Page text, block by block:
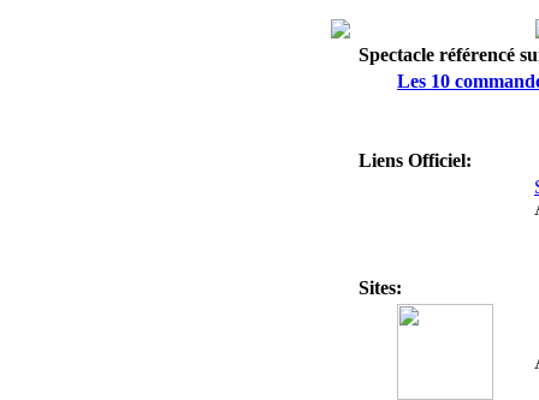
Spectacle référencé
Les 10
Liens Officiel:
Sites: